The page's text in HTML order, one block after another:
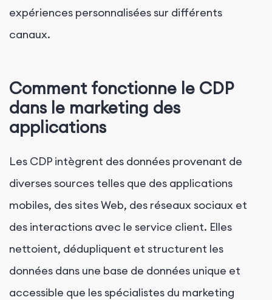
expériences personnalisées sur différents
canaux.
Comment fonctionne le CDP
dans le marketing des
applications
Les CDP intègrent des données provenant de
diverses sources telles que des applications
mobiles, des sites Web, des réseaux sociaux et
des interactions avec le service client. Elles
nettoient, dédupliquent et structurent les
données dans une base de données unique et
accessible que les spécialistes du marketing